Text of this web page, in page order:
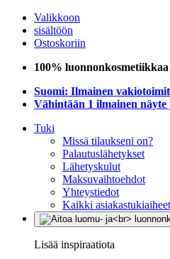
Valikkoon
sisältöön
Ostoskoriin
100% luonnonkosmetiikkaa
Suomi: Ilmainen
Vähintään 1 ilmainen näyte
Tuki
Missä tilaukseni on?
Palautuslähetykset
Lähetyskulut
Maksuvaihtoehdot
Yhteystiedot
Kaikki asiakastukiaiheet
Lisää inspiraatiota